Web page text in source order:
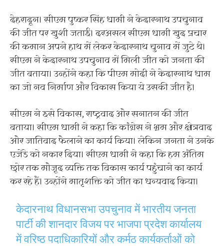
देहरादून। सीएम पुष्कर सिंह धामी ने केदारनाथ उपचुनाव
की जीत पर खुशी जताई। दरअसल सीएम धामी खुद प्रचार
की कमान अपने हाथ में लेकर केदारनाथ चुनाव में जुटे थे।
सीएम ने केदारनाथ उपचुनाव में मिली जीत को जनता की
जीत बताया। उन्होंने कहा कि पीएम मोदी ने केदारनाथ धाम
का जो नव निर्माण और विकास किया ये उसकी जीत है।
सीएम ने इसे विकास, राष्ट्रवाद और सनातन की जीत
बताया। सीएम धामी ने कहा कि कांग्रेस ने भ्रम और क्षेत्रवाद
और जातिवाद फैलाने का कार्य किया। लेकिन जनता ने उनके
एजेंडे को नकार दिया। सीएम धामी ने कहा कि हम अंतिम
छोर तक मौजूद व्यक्ति तक विकास कार्य पहुंचाने का कार्य
कर रहे हैं। उन्होंने मातृशक्ति को जीत का धन्यवाद किया।
केदारनाथ विधानसभा उपचुनाव में भारतीय जनता
पार्टी की शानदार विजय पर भाजपा प्रदेश कार्यालय
में वरिष्ठ पदाधिकारियों और कर्मठ कार्यकर्ताओं को